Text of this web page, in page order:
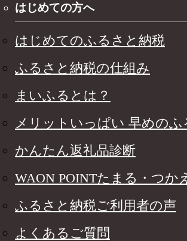
はじめての方へ
はじめてのふるさと納税
ふるさと納税の仕組み
まいふるとは？
メリットいっぱい 早めの
かんたん返礼品診断
WAON POINTたまる・つか
ふるさと納税ご利用者の声
よくあるご質問